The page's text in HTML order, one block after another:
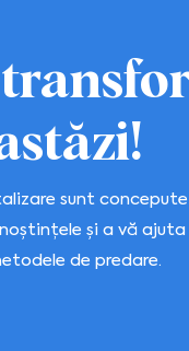
sunt concepute
și a vă ajuta
de predare.